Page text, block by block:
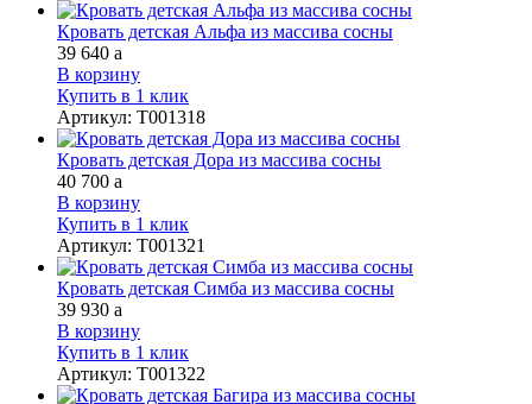
Кровать детская Альфа из массива сосны
39 640 a
В корзину
Купить в 1 клик
Артикул: Т001318
Кровать детская Дора из массива сосны
40 700 a
В корзину
Купить в 1 клик
Артикул: Т001321
Кровать детская Симба из массива сосны
39 930 a
В корзину
Купить в 1 клик
Артикул: Т001322